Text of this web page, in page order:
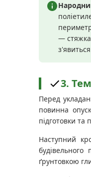
— стяжка
3.
Перед
повинна
підготовки
Наступний
ґрунтовкою